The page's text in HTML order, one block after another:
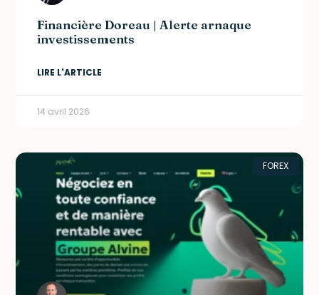
Financière Doreau | Alerte arnaque
investissements
LIRE L'ARTICLE
14 avril 2026
FOREX